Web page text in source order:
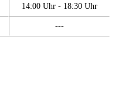
14:00 Uhr - 18:30 Uhr
---